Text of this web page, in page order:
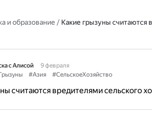
и образование / Какие грызуны считаются
с Алисой
9 февраля
#Азия #СельскоеХозяйство
считаются вредителями сельского